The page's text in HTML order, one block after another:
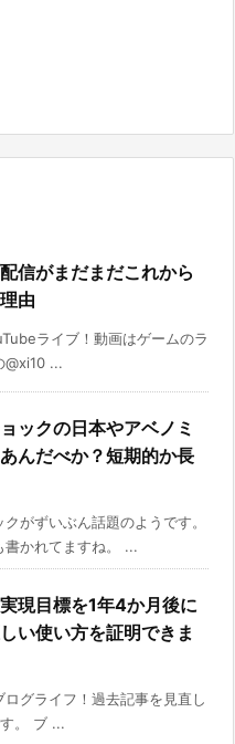
信がまだまだこれから
由
ライブ！動画はゲームのラ
@xi10 ...
ックの日本やアベノミ
んだべか？短期的か長
がずいぶん話題のようです。
書かれてますね。 ...
現目標を1年4か月後に
い使い方を証明できま
グライフ！過去記事を見直し
。 ブ ...